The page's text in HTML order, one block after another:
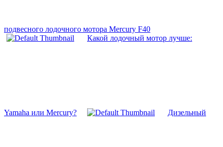
подвесного лодочного мотора Mercury F40
Какой лодочный мотор лучше:
Yamaha или Mercury? Дизельный